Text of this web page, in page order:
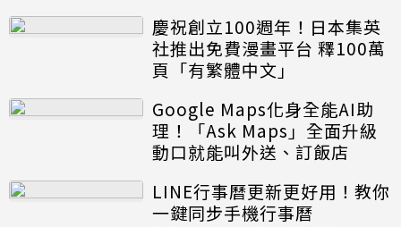
慶祝創立100週年！日本集英
社推出免費漫畫平台 釋100萬
頁「有繁體中文」
Google Maps化身全能AI助
理！「Ask Maps」全面升級
動口就能叫外送、訂飯店
LINE行事曆更新更好用！教你
一鍵同步手機行事曆